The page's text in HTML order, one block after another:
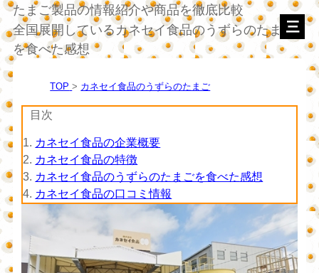
たまご製品の情報紹介や商品を徹底比較
全国展開しているカネセイ食品のうずらのたまご
を食べた感想
TOP カネセイ食品のうずらのたまご
目次
1. カネセイ食品の企業概要
2. カネセイ食品の特徴
3. カネセイ食品のうずらのたまごを食べた感想
4. カネセイ食品の口コミ情報